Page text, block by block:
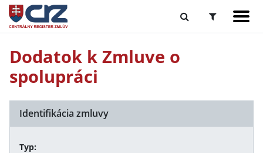
Dodatok k Zmluve o
spolupráci
Identifikácia zmluvy
Typ: